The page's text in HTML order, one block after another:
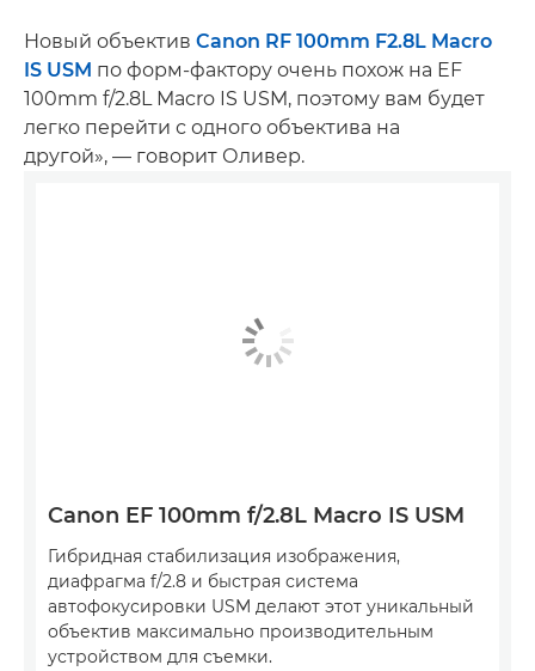
Новый объектив Canon RF 100mm F2.8L Macro
IS USM по форм-фактору очень похож на EF
100mm f/2.8L Macro IS USM, поэтому вам будет
легко перейти с одного объектива на
другой», — говорит Оливер.
Canon EF 100mm f/2.8L Macro IS USM
Гибридная стабилизация изображения,
диафрагма f/2.8 и быстрая система
автофокусировки USM делают этот уникальный
объектив максимально производительным
устройством для съемки.